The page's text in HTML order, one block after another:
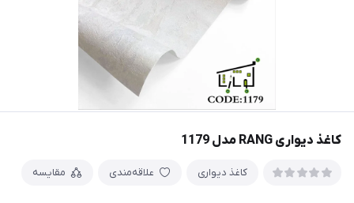
کاغذ دیواری RANG مدل 1179
کاغذ دیواری علاقه‌مندی مقایسه